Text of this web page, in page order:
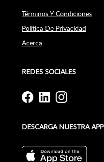
Términos Y Condiciones
Política De Privacidad
Acerca
REDES SOCIALES
DESCARGA NUESTRA APP